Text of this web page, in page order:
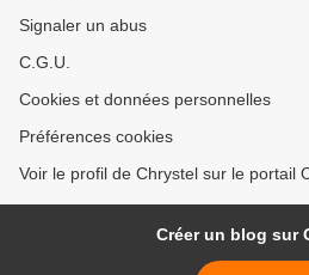
Signaler un abus
C.G.U.
Cookies et données personnelles
Préférences cookies
Voir le profil de Chrystel sur le portail
Créer un blog sur